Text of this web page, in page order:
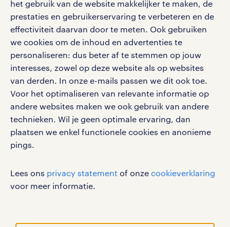
het gebruik van de website makkelijker te maken, de
prestaties en gebruikerservaring te verbeteren en de
effectiviteit daarvan door te meten. Ook gebruiken
we cookies om de inhoud en advertenties te
personaliseren: dus beter af te stemmen op jouw
interesses, zowel op deze website als op websites
van derden. In onze e-mails passen we dit ook toe.
Voor het optimaliseren van relevante informatie op
andere websites maken we ook gebruik van andere
technieken. Wil je geen optimale ervaring, dan
plaatsen we enkel functionele cookies en anonieme
pings.
Lees ons privacy statement of onze cookieverklaring
voor meer informatie.
social media
Volg ons voor de leukste content omtrent
vacatures, solliciteren en inspiratie.
werken bij randstad
gebruikersvoorwaarden
privacystatement
cookies